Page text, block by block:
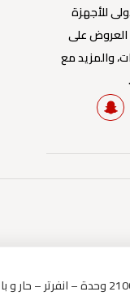
للأجهزة
العروض على
والمزيد مع